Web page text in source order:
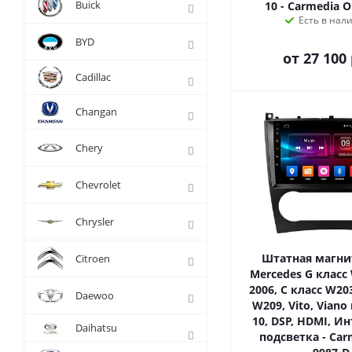
10 - Carmedia
Есть в
от 27 100
Штатная
Mercedes G класс
2006, C класс
W209, Vito,
10, DSP, HDMI,
подсветка -
Buick
BYD
Cadillac
Changan
Chery
Chevrolet
Chrysler
Citroen
Daewoo
Daihatsu